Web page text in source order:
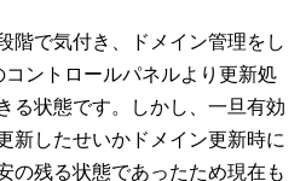
階で気付き、ドメイン管理をし
コントロールパネルより更新処
る状態です。しかし、一旦有効
新したせいかドメイン更新時に
の残る状態であったため現在も